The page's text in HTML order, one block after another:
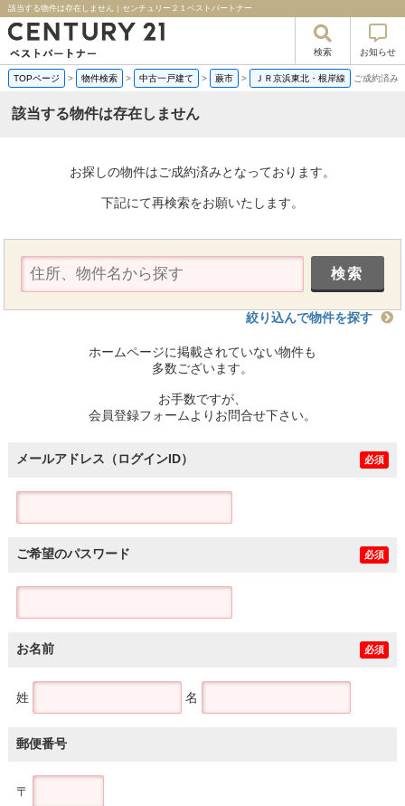
該当する物件は存在しません｜センチュリー２１ベストパートナー
検索 お知らせ
TOPページ > 物件検索 > 中古一戸建て > 蕨市 > ＪＲ京浜東北・根岸線 ご成約済み
該当する物件は存在しません
お探しの物件はご成約済みとなっております。
下記にて再検索をお願いたします。
絞り込んで物件を探す
ホームページに掲載されていない物件も
多数ございます。
お手数ですが、
会員登録フォームよりお問合せ下さい。
メールアドレス（ログインID） 必須
ご希望のパスワード 必須
お名前 必須
姓 名
郵便番号
〒